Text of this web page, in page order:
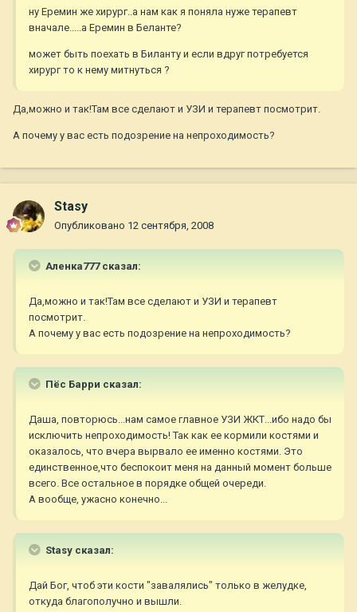
ну Еремин же хирург..а нам как я поняла нуже терапевт
вначале.....а Еремин в Беланте?
может быть поехать в Биланту и если вдруг потребуется
хирург то к нему митнуться ?
Да,можно и так!Там все сделают и УЗИ и терапевт посмотрит.
А почему у вас есть подозрение на непроходимость?
Stasy
Опубликовано 12 сентября, 2008
Аленка777 сказал:
Да,можно и так!Там все сделают и УЗИ и терапевт
посмотрит.
А почему у вас есть подозрение на непроходимость?
Пёс Барри сказал:
Даша, повторюсь...нам самое главное УЗИ ЖКТ...ибо надо бы
исключить непроходимость! Так как ее кормили костями и
оказалось, что вчера вырвало ее именно костями. Это
единственное,что беспокоит меня на данный момент больше
всего. Все остальное в порядке общей очереди.
А вообще, ужасно конечно...
Stasy сказал:
Дай Бог, чтоб эти кости "завалялись" только в желудке,
откуда благополучно и вышли.